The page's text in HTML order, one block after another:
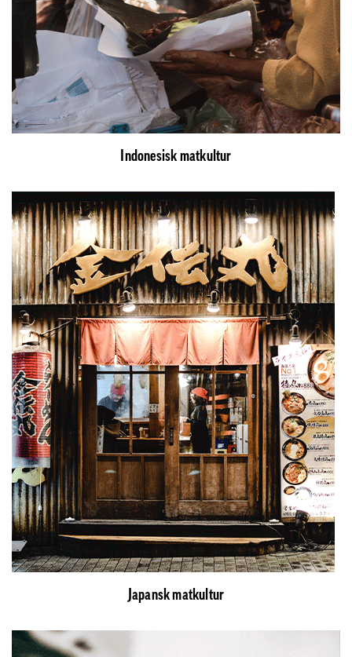
Indonesisk matkultur
Japansk matkultur